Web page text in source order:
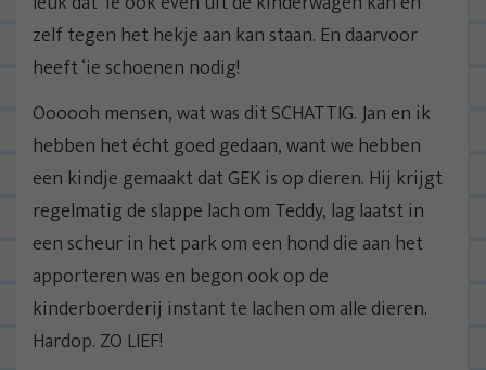
zelf tegen het hekje aan kan staan. En daarvoor
heeft ‘ie schoenen nodig!
Oooooh mensen, wat was dit SCHATTIG. Jan en ik
hebben het écht goed gedaan, want we hebben
een kindje gemaakt dat GEK is op dieren. Hij krijgt
regelmatig de slappe lach om Teddy, lag laatst in
een scheur in het park om een hond die aan het
apporteren was en begon ook op de
kinderboerderij instant te lachen om alle dieren.
Hardop. ZO LIEF!